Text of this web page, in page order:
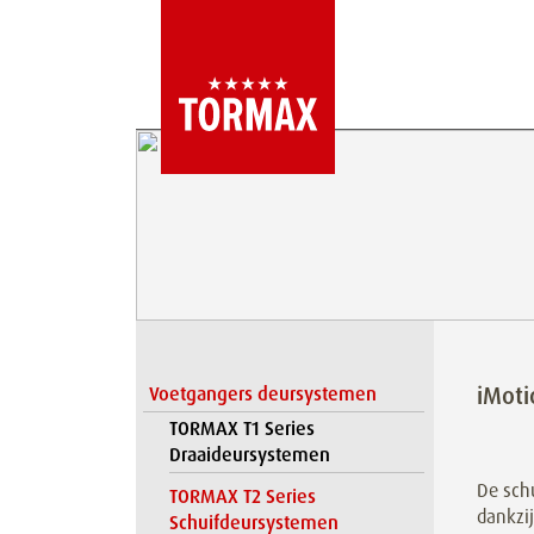
Voetgangers deursystemen
TORMAX T1 Series
Draaideursystemen
TORMAX T2 Series
Schuifdeursystemen
De